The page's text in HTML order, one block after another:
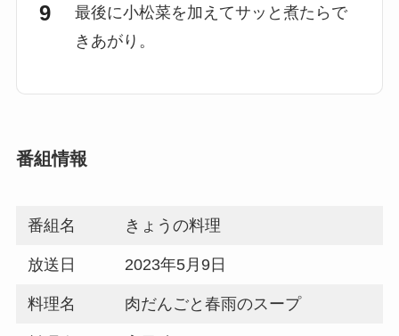
最後に小松菜を加えてサッと煮たらで
きあがり。
番組情報
番組名 きょうの料理
放送日 2023年5月9日
料理名 肉だんごと春雨のスープ